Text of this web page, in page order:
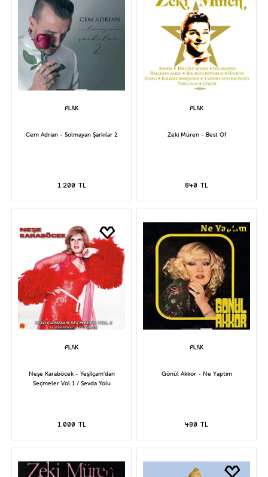
Cem Adrian - Solmayan Şarkılar 2
1.200 TL
Zeki Müren - Best Of
840 TL
Neşe Karaböcek - Yeşilçam'dan
Seçmeler Vol.1 / Sevda Yolu
1.000 TL
Gönül Akkor - Ne Yaptım
480 TL